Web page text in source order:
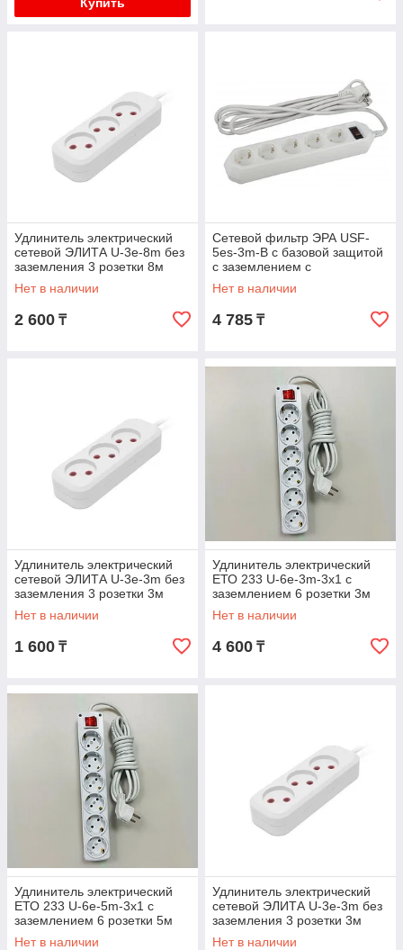
Удлинитель электрический
сетевой ЭЛИТА U-3e-8m без
заземления 3 розетки 8м
16А/2500ВТ
Нет в наличии
2 600 ₸
Сетевой фильтр ЭРА USF-
5es-3m-B с базовой защитой
с заземлением с
выключателем 5 розеток 3м
10А белый
Нет в наличии
4 785 ₸
Удлинитель электрический
сетевой ЭЛИТА U-3e-3m без
заземления 3 розетки 3м
16А/2500ВТ
Нет в наличии
1 600 ₸
Удлинитель электрический
ЕТО 233 U-6e-3m-3x1 с
заземлением 6 розетки 3м
ПВС 3x1мм2 16А
Нет в наличии
4 600 ₸
Удлинитель электрический
ЕТО 233 U-6e-5m-3x1 с
заземлением 6 розетки 5м
ПВС 3x1мм2 16А
Нет в наличии
Удлинитель электрический
сетевой ЭЛИТА U-3e-3m без
заземления 3 розетки 3м
16А/2500ВТ
Нет в наличии